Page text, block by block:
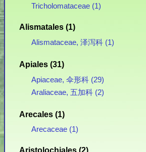
Tricholomataceae (1)
Alismatales (1)
Alismataceae, 泽泻科 (1)
Apiales (31)
Apiaceae, 伞形科 (29)
Araliaceae, 五加科 (2)
Arecales (1)
Arecaceae (1)
Aristolochiales (2)